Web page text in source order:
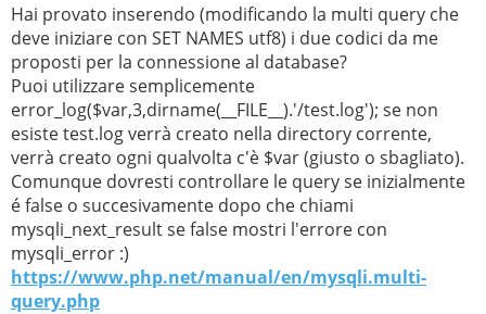
Hai provato inserendo (modificando la multi query che
deve iniziare con SET NAMES utf8) i due codici da me
proposti per la connessione al database?
Puoi utilizzare semplicemente
error_log($var,3,dirname(__FILE__).'/test.log'); se non
esiste test.log verrà creato nella directory corrente,
verrà creato ogni qualvolta c'è $var (giusto o sbagliato).
Comunque dovresti controllare le query se inizialmente
é false o succesivamente dopo che chiami
mysqli_next_result se false mostri l'errore con
mysqli_error :)
https://www.php.net/manual/en/mysqli.multi-
query.php